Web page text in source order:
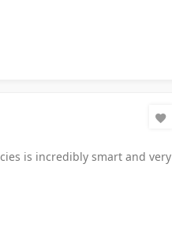
is incredibly smart and very